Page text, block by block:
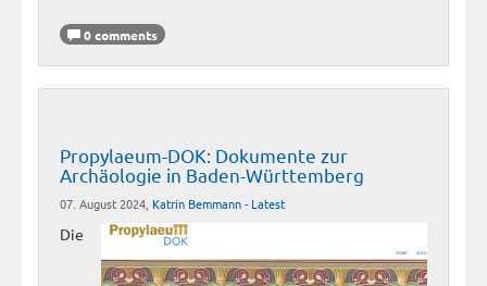
0 comments
Propylaeum-DOK: Dokumente zur
Archäologie in Baden-Württemberg
07. August 2024, Katrin Bemmann- Latest
Die